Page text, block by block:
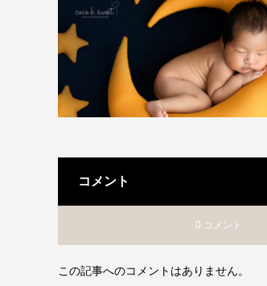
コメント
0 コメント
この記事へのコメントはありません。